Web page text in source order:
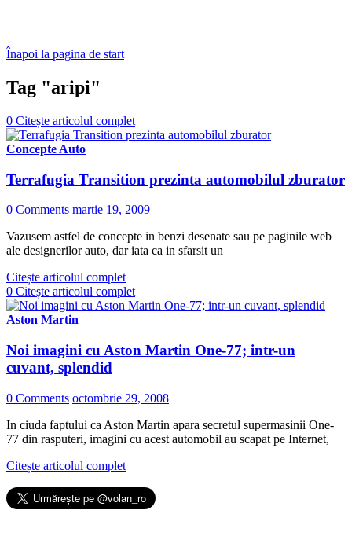
Înapoi la pagina de start
Tag "aripi"
0 Citește articolul complet
Concepte Auto
Terrafugia Transition prezinta automobilul zburator
0 Comments martie 19, 2009
Vazusem astfel de concepte in benzi desenate sau pe paginile web
ale designerilor auto, dar iata ca in sfarsit un
Citește articolul complet
0 Citește articolul complet
Aston Martin
Noi imagini cu Aston Martin One-77; intr-un
cuvant, splendid
0 Comments octombrie 29, 2008
In ciuda faptului ca Aston Martin apara secretul supermasinii One-
77 din rasputeri, imagini cu acest automobil au scapat pe Internet,
Citește articolul complet